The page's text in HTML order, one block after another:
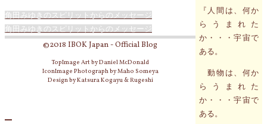
『人間は、何か
らうまれた
か・・・宇宙で
ある。
動物は、何か
らうまれた
か・・・宇宙で
ある。
角田みゆきのスピリットからのメッセージ
角田みゆきのスピリットからのメッセージ
©2018 IBOK Japan - Official Blog
TopImage Art by Daniel McDonald
IconImage Photograph by Maho Someya
Design by Katsura Kogayu & Rugeshi